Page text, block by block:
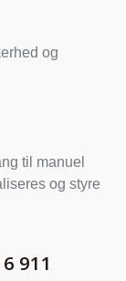
og
til manuel
og styre
911